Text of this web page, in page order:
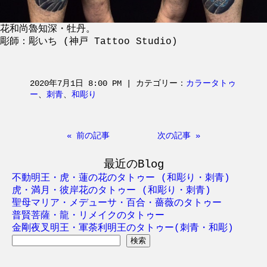
花和尚魯知深・牡丹。
彫師：彫いち (神戸 Tattoo Studio)
2020年7月1日 8:00 PM | カテゴリー： カラータトゥ
ー、 刺青、 和彫り
« 前の記事 次の記事 »
最近のBlog
不動明王・虎・蓮の花のタトゥー (和彫り・刺青)
虎・満月・彼岸花のタトゥー (和彫り・刺青)
聖母マリア・メデューサ・百合・薔薇のタトゥー
普賢菩薩・龍・リメイクのタトゥー
金剛夜叉明王・軍荼利明王のタトゥー(刺青・和彫)